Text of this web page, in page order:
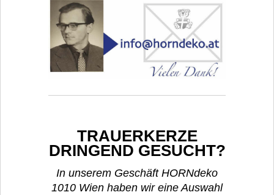
TRAUERKERZE
DRINGEND GESUCHT?
In unserem Geschäft HORNdeko
1010 Wien haben wir eine Auswahl